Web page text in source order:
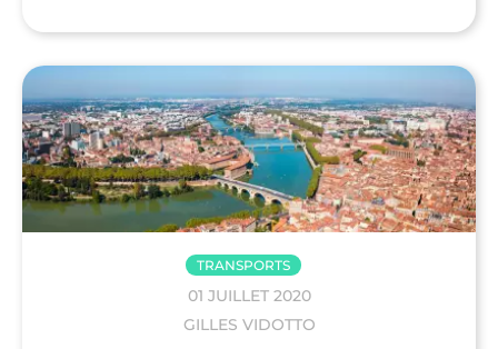
TRANSPORTS
01 JUILLET 2020
GILLES VIDOTTO